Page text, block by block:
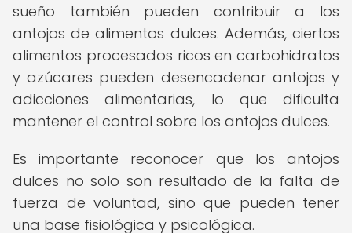
sueño también pueden contribuir a los
antojos de alimentos dulces. Además, ciertos
alimentos procesados ricos en carbohidratos
y azúcares pueden desencadenar antojos y
adicciones alimentarias, lo que dificulta
mantener el control sobre los antojos dulces.
Es importante reconocer que los antojos
dulces no solo son resultado de la falta de
fuerza de voluntad, sino que pueden tener
una base fisiológica y psicológica.